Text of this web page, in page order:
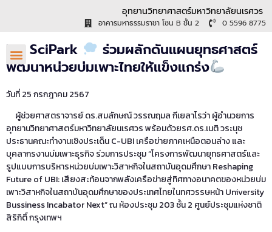
อุทยานวิทยาศาสตร์มหาวิทยาลัยนเรศวร
อาคารมหาธรรมราชา โซน B ชั้น 2 0 5596 8775
NU SciPark
ร่วมผลักดันแผนยุทธศาสตร์
พัฒนาหน่วยบ่มเพาะไทยให้แข็งแกร่ง
วันที่ 25 กรกฎาคม 2567
ผู้ช่วยศาสตราจารย์ ดร.สมลักษณ์ วรรณฤมล กีเยลาโรว่า ผู้อำนวยการ
อุทยานวิทยาศาสตร์มหาวิทยาลัยนเรศวร พร้อมด้วยรศ.ดร.เนติ วระนุช
ประธานคณะทำงานเชิงประเด็น C-UBI เครือข่ายภาคเหนือตอนล่าง และ
บุคลากรงานบ่มเพาะธุรกิจ ร่วมการประชุม “โครงการพัฒนายุทธศาสตร์และ
รูปแบบการบริหารหน่วยบ่มเพาะวิสาหกิจในสถาบันอุดมศึกษา Reshaping
Future of UBI: เสียงสะท้อนจากพลังเครือข่ายสู่ทิศทางอนาคตของหน่วยบ่ม
เพาะวิสาหกิจในสถาบันอุดมศึกษาของประเทศไทยในทศวรรษหน้า University
Bussiness Incabator Next” ณ ห้องประชุม 203 ชั้น 2 ศูนย์ประชุมแห่งชาติ
สิริกิติ์ กรุงเทพฯ